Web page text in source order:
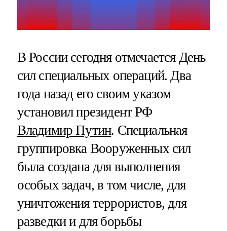
В России сегодня отмечается День
сил специальных операций. Два
года назад его своим указом
установил президент РФ
Владимир Путин. Специальная
группировка Вооруженных сил
была создана для выполнения
особых задач, в том числе, для
уничтожения террористов, для
разведки и для борьбы